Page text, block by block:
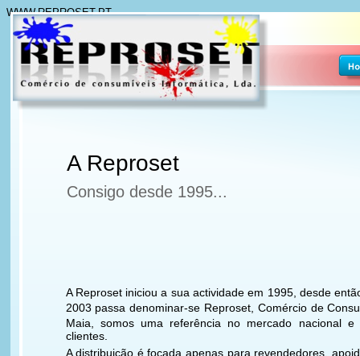
A Reproset iniciou a sua actividade em 1995, desde
2003 passa denominar-se Reproset, Comércio de
Maia, somos uma referência no mercado nacional
clientes.
A distribuição é focada apenas para revendedores,
A Reproset
Consigo desde 1995...
WWW.REPROSET.PT